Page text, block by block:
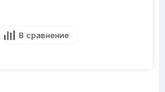
В сравнение